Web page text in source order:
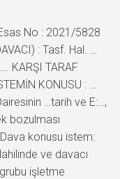
No : 2021/5828
: Tasf. Hal. …
KARŞI TARAF
KONUSU : …
…tarih ve E:…,
bozulması
konusu istem:
ve davacı
işletme